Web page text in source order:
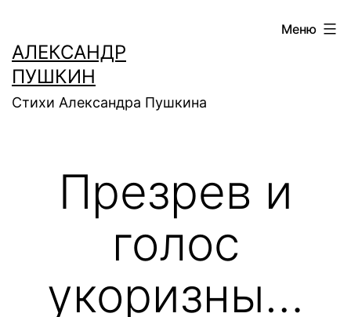
содержимому
АЛЕКСАНДР
ПУШКИН
Стихи Александра Пушкина
Меню
Презрев и
голос
укоризны…